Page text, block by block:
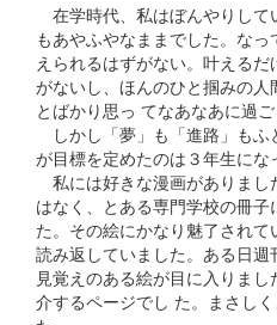
在学時代、私はぼんやりして
もあやふやなままでした。な
えられるはずがない。叶える
がないし、ほんのひと掴みの人
とばかり思っ てなあなあに過ご
しかし「夢」も「進路」もふ
が目標を定めたのは３年生にな
私には好きな漫画がありまし
はなく、とある専門学校の冊
た。その絵にかなり魅了され
読み返していました。ある日
見覚えのある絵が目に入りま
介するページでし た。まさし